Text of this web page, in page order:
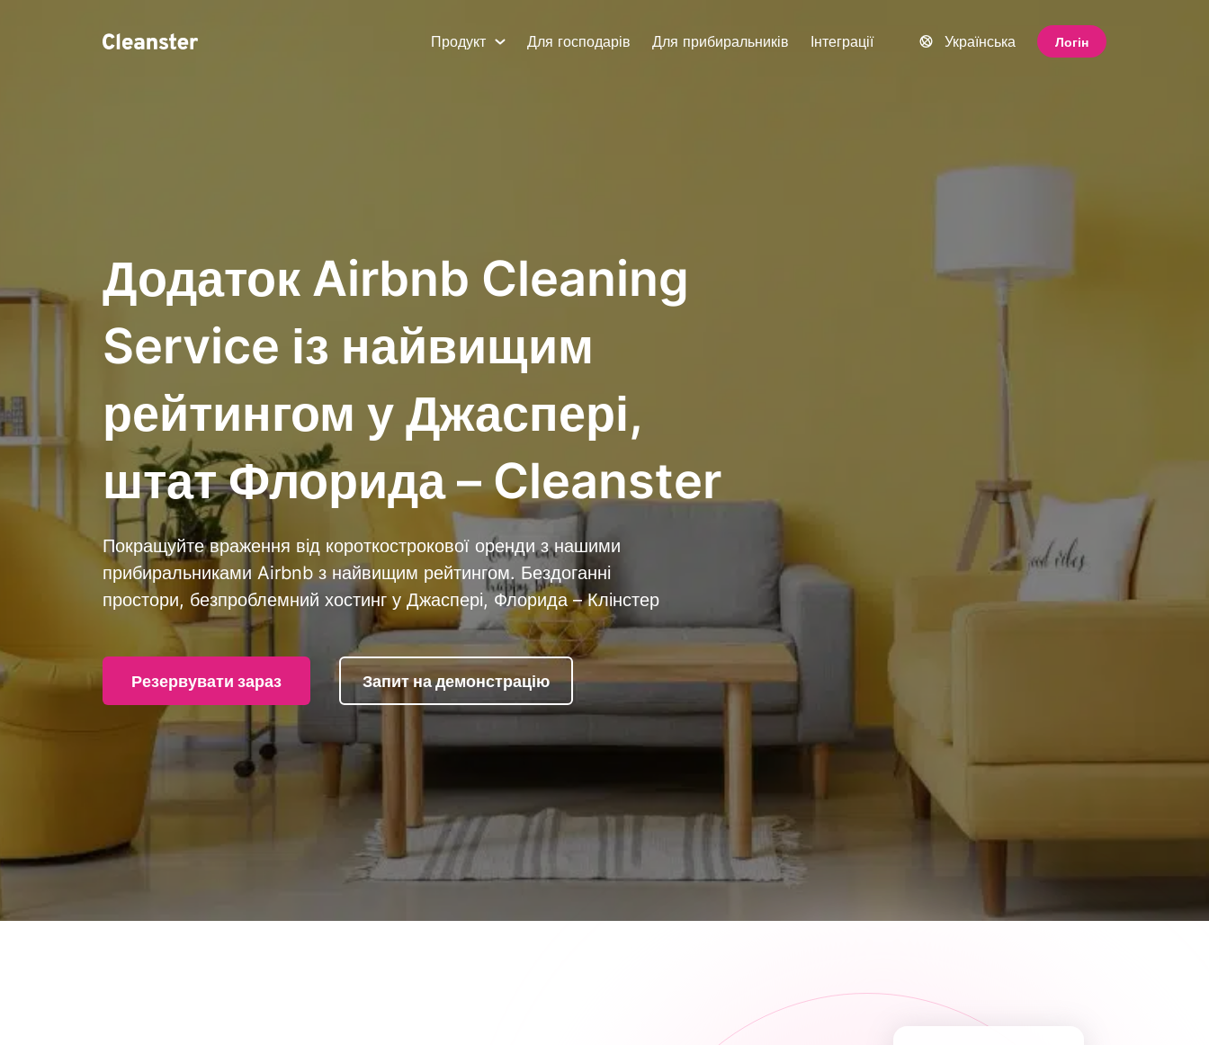
Продукт Для господарів Для прибиральників Інтеграції Українська Логін
Додаток Airbnb Cleaning
Service із найвищим
рейтингом у Джаспері,
штат Флорида – Cleanster
Покращуйте враження від короткострокової оренди з нашими
прибиральниками Airbnb з найвищим рейтингом. Бездоганні
простори, безпроблемний хостинг у Джаспері, Флорида – Клінстер
Резервувати зараз Запит на демонстрацію